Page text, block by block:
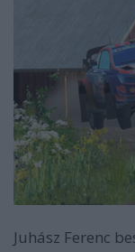
Juhász Ferenc